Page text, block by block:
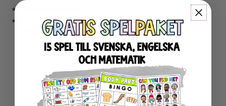
★ SVENSK SOM ANDRASPRÅK
★ MATEMATIK
NYBÖRJARTRÄNING
ADDITION OCH SUBTRAKTION
TEXTUPPGIFTER
TID: KLOCKAN OCH KALENDER
PROGRAMMERING